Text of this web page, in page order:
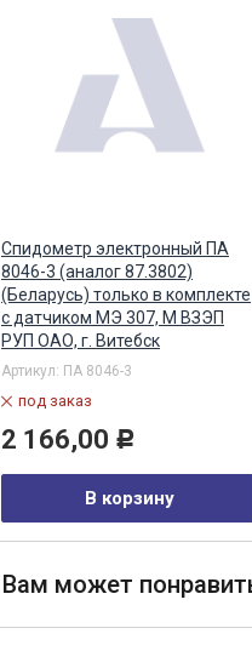
Спидометр электронный ПА
8046-3 (аналог 87.3802)
(Беларусь) только в комплекте
с датчиком МЭ 307, М ВЗЭП
РУП ОАО, г. Витебск
Артикул: ПА 8046-3
под заказ
2 166,00 Р
В корзину
Вам может